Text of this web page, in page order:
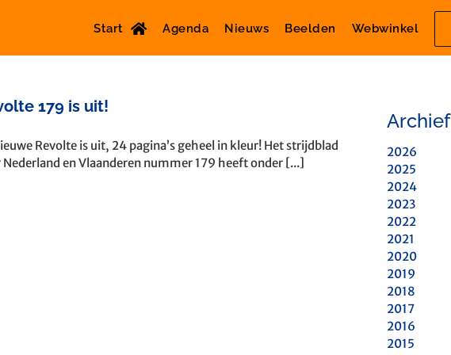
Start Agenda Nieuws Beelden Webwinkel
179 is uit!
Revolte is uit, 24 pagina’s geheel in kleur! Het strijdblad
Nederland en Vlaanderen nummer 179 heeft onder [...]
Archief
2026
2025
2024
2023
2022
2021
2020
2019
2018
2017
2016
2015